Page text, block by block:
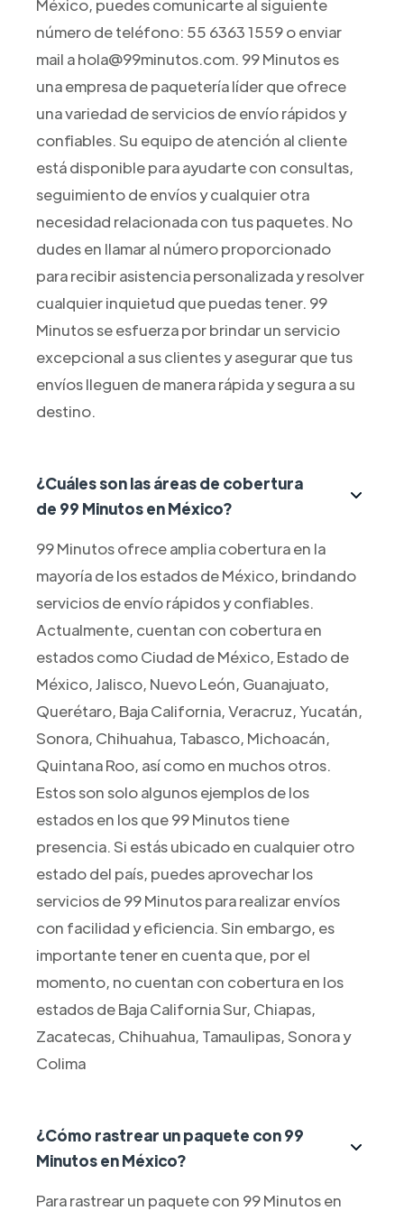
México, puedes comunicarte al siguiente
número de teléfono: 55 6363 1559 o enviar
mail a hola@99minutos.com. 99 Minutos es
una empresa de paquetería líder que ofrece
una variedad de servicios de envío rápidos y
confiables. Su equipo de atención al cliente
está disponible para ayudarte con consultas,
seguimiento de envíos y cualquier otra
necesidad relacionada con tus paquetes. No
dudes en llamar al número proporcionado
para recibir asistencia personalizada y resolver
cualquier inquietud que puedas tener. 99
Minutos se esfuerza por brindar un servicio
excepcional a sus clientes y asegurar que tus
envíos lleguen de manera rápida y segura a su
destino.
¿Cuáles son las áreas de cobertura
de 99 Minutos en México?
99 Minutos ofrece amplia cobertura en la
mayoría de los estados de México, brindando
servicios de envío rápidos y confiables.
Actualmente, cuentan con cobertura en
estados como Ciudad de México, Estado de
México, Jalisco, Nuevo León, Guanajuato,
Querétaro, Baja California, Veracruz, Yucatán,
Sonora, Chihuahua, Tabasco, Michoacán,
Quintana Roo, así como en muchos otros.
Estos son solo algunos ejemplos de los
estados en los que 99 Minutos tiene
presencia. Si estás ubicado en cualquier otro
estado del país, puedes aprovechar los
servicios de 99 Minutos para realizar envíos
con facilidad y eficiencia. Sin embargo, es
importante tener en cuenta que, por el
momento, no cuentan con cobertura en los
estados de Baja California Sur, Chiapas,
Zacatecas, Chihuahua, Tamaulipas, Sonora y
Colima
¿Cómo rastrear un paquete con 99
Minutos en México?
Para rastrear un paquete con 99 Minutos en